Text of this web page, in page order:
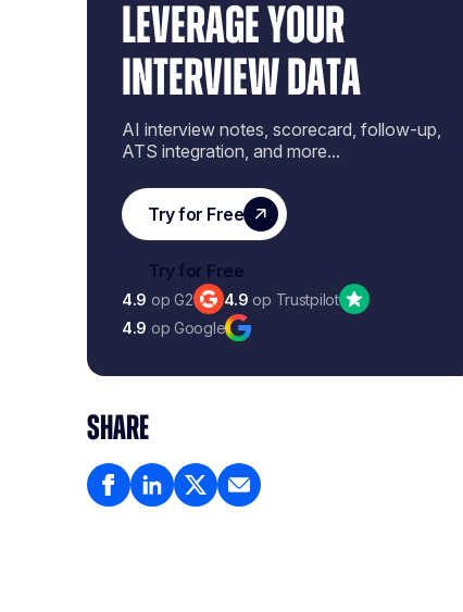
LEVERAGE YOUR
INTERVIEW DATA
AI interview notes, scorecard, follow-up,
ATS integration, and more...
4.9 op G2 4.9 op Trustpilot
4.9 op Google
SHARE